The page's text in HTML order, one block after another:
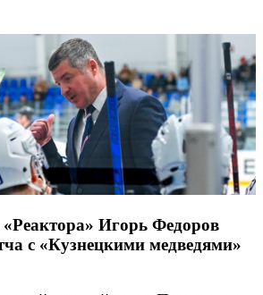
Игорь Федоров
с «Кузнецкими медведями»